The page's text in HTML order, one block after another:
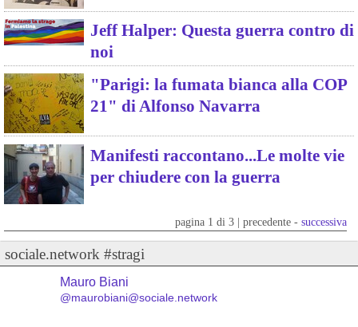
Jeff Halper: Questa guerra contro di
noi
"Parigi: la fumata bianca alla COP
21" di Alfonso Navarra
Manifesti raccontano...Le molte vie
per chiudere con la guerra
pagina 1 di 3 | precedente -successiva
sociale.network #stragi
Mauro Biani
@maurobiani@sociale.network